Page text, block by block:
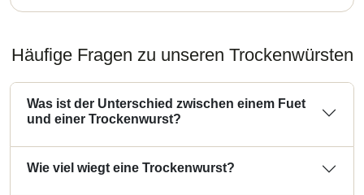
Häufige Fragen zu unseren Trockenwürsten
Was ist der Unterschied zwischen einem Fuet
und einer Trockenwurst?
Wie viel wiegt eine Trockenwurst?